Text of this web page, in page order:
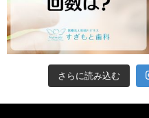
さらに読み込む